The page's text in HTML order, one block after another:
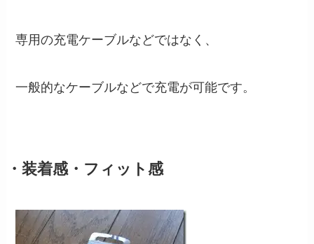
専用の充電ケーブルなどではなく、
一般的なケーブルなどで充電が可能です。
・装着感・フィット感